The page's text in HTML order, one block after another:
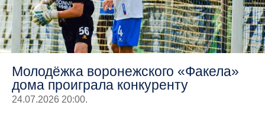
Молодёжка воронежского «Факела»
дома проиграла конкуренту
24.07.2026 20:00.